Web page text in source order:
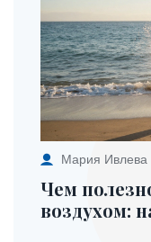
Мария Ивлева
Чем
воздухом: